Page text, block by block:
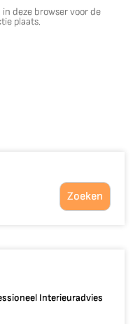
deze browser voor de
plaats.
Zoeken
Interieuradvies